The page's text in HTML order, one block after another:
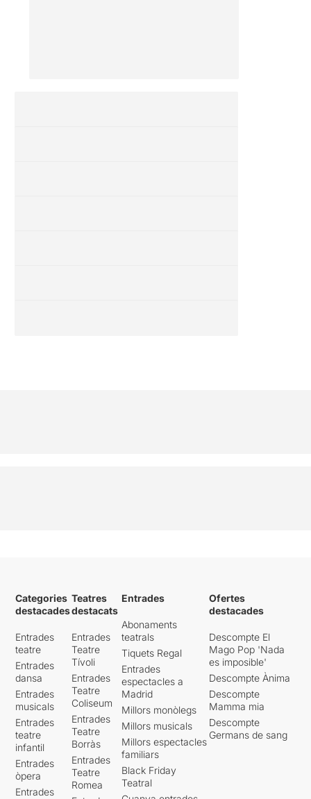
Categories
destacades
Entrades
teatre
Entrades
dansa
Entrades
musicals
Entrades
teatre
infantil
Entrades
òpera
Entrades
Teatres
destacats
Entrades
Teatre
Tívoli
Entrades
Teatre
Coliseum
Entrades
Teatre
Borràs
Entrades
Teatre
Romea
Entrades
Abonaments
teatrals
Tiquets Regal
Entrades
espectacles a
Madrid
Millors monòlegs
Millors musicals
Millors espectacles
familiars
Black Friday
Teatral
Ofertes
destacades
Descompte El
Mago Pop 'Nada
es imposible'
Descompte Ànima
Descompte
Mamma mia
Descompte
Germans de sang